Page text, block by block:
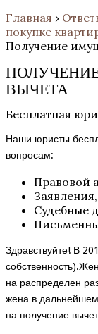
Главная ›
покупке
Получение
ВЫЧЕТА
Бесплатная
Наши юристы
вопросам:
Правовой
Судебные
Здравствуйте! В
на распределен
жена в
на получение